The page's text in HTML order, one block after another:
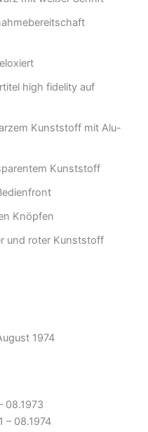
high fidelity auf
Kunststoff mit Alu-
Kunststoff
Knöpfen
und roter Kunststoff
1974
08.1973
– 08.1974